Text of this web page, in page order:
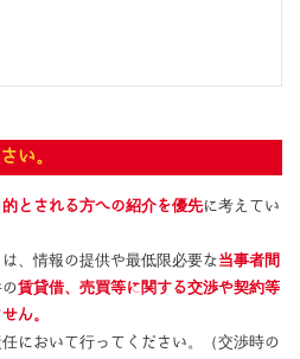
い。
とされる方への紹介を優先に考えてい
、情報の提供や最低限必要な当事者間
賃貸借、売買等に関する交渉や契約等
ん。
において行ってください。（交渉時の